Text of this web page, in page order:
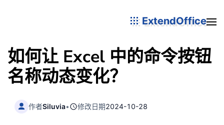
ExtendOffice
如何让 Excel 中的命令按钮
名称动态变化？
作者Siluvia• 修改日期2024-10-28